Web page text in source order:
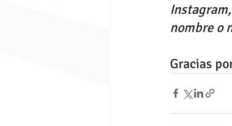
nombre o
Gracias